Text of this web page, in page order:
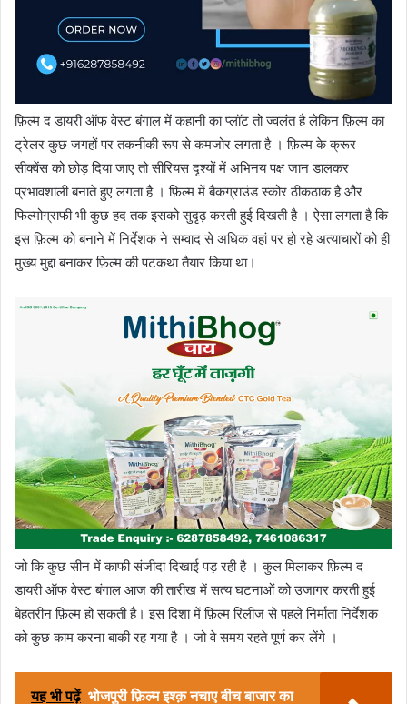
फ़िल्म द डायरी ऑफ वेस्ट बंगाल में कहानी का प्लॉट तो ज्वलंत है लेकिन फ़िल्म का
ट्रेलर कुछ जगहों पर तकनीकी रूप से कमजोर लगता है । फ़िल्म के क्रूर
सीक्वेंस को छोड़ दिया जाए तो सीरियस दृश्यों में अभिनय पक्ष जान डालकर
प्रभावशाली बनाते हुए लगता है । फ़िल्म में बैकग्राउंड स्कोर ठीकठाक है और
फिल्मोग्राफी भी कुछ हद तक इसको सुदृढ़ करती हुई दिखती है । ऐसा लगता है कि
इस फ़िल्म को बनाने में निर्देशक ने सम्वाद से अधिक वहां पर हो रहे अत्याचारों को ही
मुख्य मुद्दा बनाकर फ़िल्म की पटकथा तैयार किया था।
जो कि कुछ सीन में काफी संजीदा दिखाई पड़ रही है । कुल मिलाकर फ़िल्म द
डायरी ऑफ वेस्ट बंगाल आज की तारीख में सत्य घटनाओं को उजागर करती हुई
बेहतरीन फ़िल्म हो सकती है। इस दिशा में फ़िल्म रिलीज से पहले निर्माता निर्देशक
को कुछ काम करना बाकी रह गया है । जो वे समय रहते पूर्ण कर लेंगे ।
यह भी पढ़ें भोजपुरी फ़िल्म इश्क़ नचाए बीच बाजार का